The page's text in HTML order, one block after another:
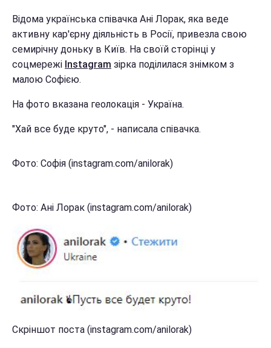
Відома українська співачка Ані Лорак, яка веде
активну кар'єрну діяльність в Росії, привезла свою
семирічну доньку в Київ. На своїй сторінці у
соцмережі Instagram зірка поділилася знімком з
малою Софією.
На фото вказана геолокація - Україна.
"Хай все буде круто", - написала співачка.
Фото: Софія (instagram.com/anilorak)
Фото: Ані Лорак (instagram.com/anilorak)
Скріншот поста (instagram.com/anilorak)